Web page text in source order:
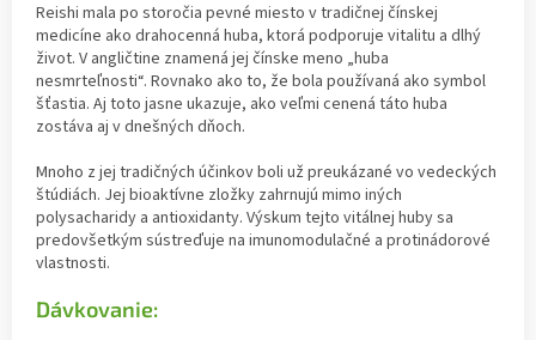
Reishi mala po storočia pevné miesto v tradičnej čínskej
medicíne ako drahocenná huba, ktorá podporuje vitalitu a dlhý
život. V angličtine znamená jej čínske meno „huba
nesmrteľnosti“. Rovnako ako to, že bola používaná ako symbol
šťastia. Aj toto jasne ukazuje, ako veľmi cenená táto huba
zostáva aj v dnešných dňoch.
Mnoho z jej tradičných účinkov boli už preukázané vo vedeckých
štúdiách. Jej bioaktívne zložky zahrnujú mimo iných
polysacharidy a antioxidanty. Výskum tejto vitálnej huby sa
predovšetkým sústreďuje na imunomodulačné a protinádorové
vlastnosti.
Dávkovanie: